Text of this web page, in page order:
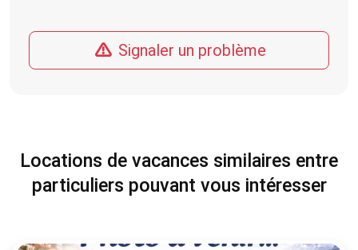
Signaler un problème
Locations de vacances similaires entre
particuliers pouvant vous intéresser